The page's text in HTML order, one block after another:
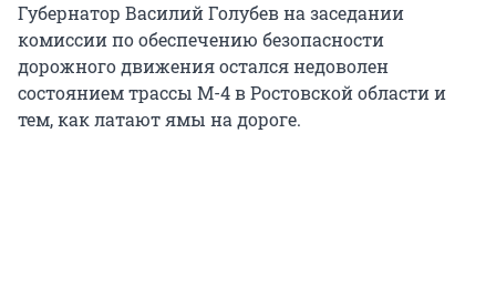
Губернатор Василий Голубев на заседании
комиссии по обеспечению безопасности
дорожного движения остался недоволен
состоянием трассы М-4 в Ростовской области и
тем, как латают ямы на дороге.